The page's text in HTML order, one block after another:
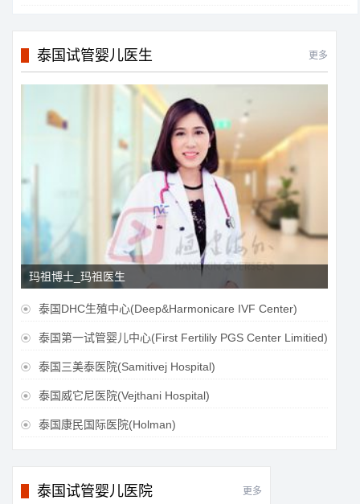
泰国试管婴儿医生 更多
玛祖博士_玛祖医生
 泰国DHC生殖中心(Deep&Harmonicare IVF Center)
 泰国第一试管婴儿中心(First Fertilily PGS Center Limitied)
 泰国三美泰医院(Samitivej Hospital)
 泰国威它尼医院(Vejthani Hospital)
 泰国康民国际医院(Holman)
泰国试管婴儿医院 更多